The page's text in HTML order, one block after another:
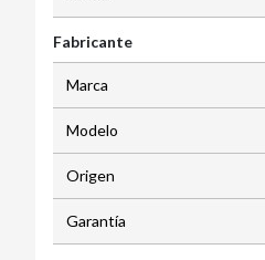
Fabricante
Marca
Modelo
Origen
Garantía